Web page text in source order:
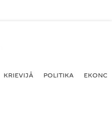
KRIEVIJĀ POLITIKA